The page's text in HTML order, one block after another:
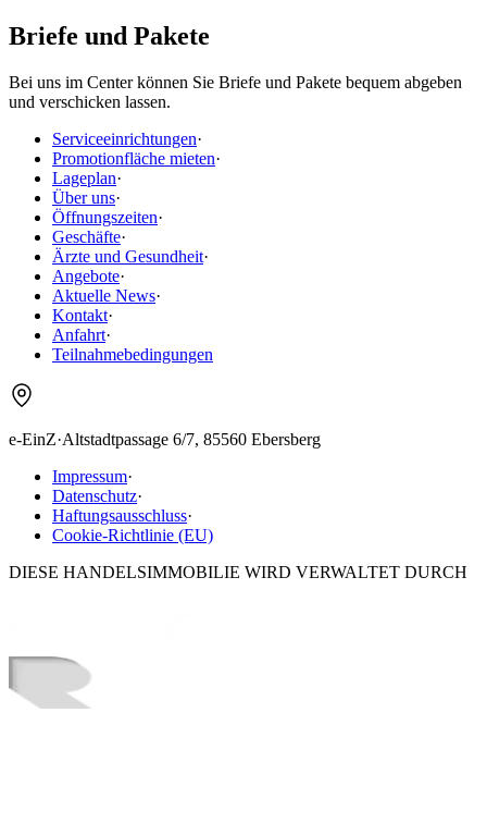
Briefe und Pakete
Bei uns im Center können Sie Briefe und Pakete bequem abgeben
und verschicken lassen.
Serviceeinrichtungen·
Promotionfläche mieten·
Lageplan·
Über uns·
Öffnungszeiten·
Geschäfte·
Ärzte und Gesundheit·
Angebote·
Aktuelle News·
Kontakt·
Anfahrt·
Teilnahmebedingungen
e-EinZ·Altstadtpassage 6/7, 85560 Ebersberg
Impressum·
Datenschutz·
Haftungsausschluss·
Cookie-Richtlinie (EU)
DIESE HANDELSIMMOBILIE WIRD VERWALTET DURCH